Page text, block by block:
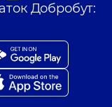
Добробут: